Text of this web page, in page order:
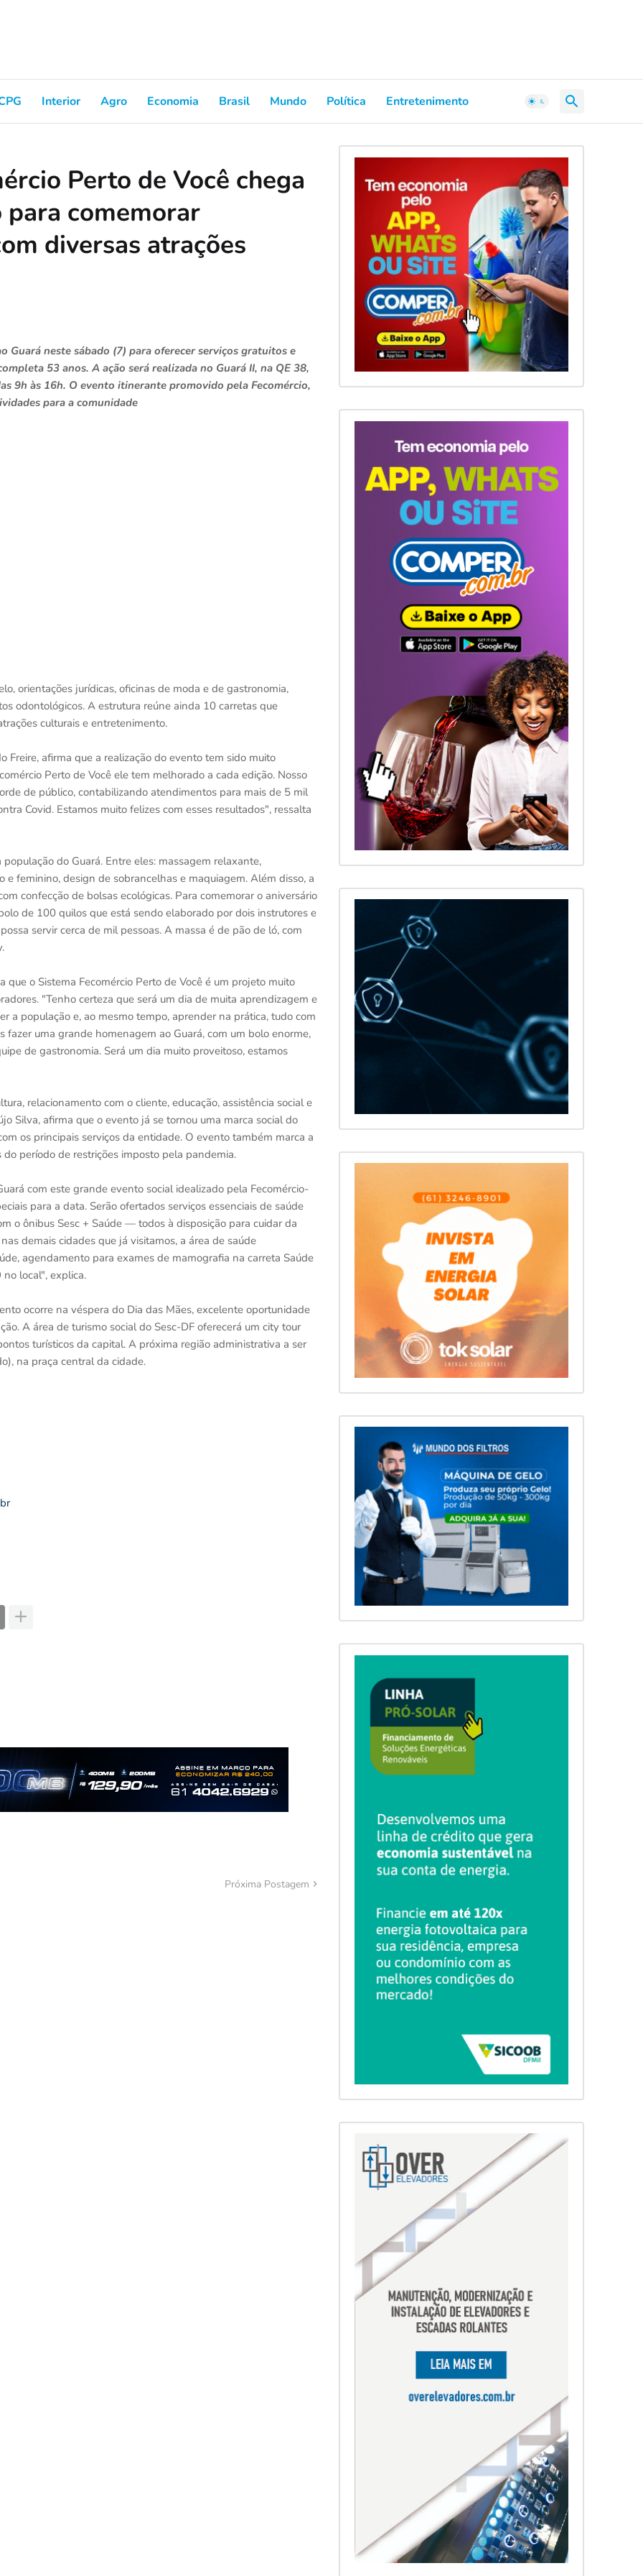
Interior Agro Economia Brasil Mundo Política Entretenimento
Perto de Você chega
para comemorar
diversas atrações
Guará neste sábado (7) para oferecer serviços gratuitos e
53 anos. A ação será realizada no Guará II, na QE 38,
9h às 16h. O evento itinerante promovido pela Fecomércio,
para a comunidade
orientações jurídicas, oficinas de moda e de gastronomia,
odontológicos. A estrutura reúne ainda 10 carretas que
culturais e entretenimento.
Freire, afirma que a realização do evento tem sido muito
Perto de Você ele tem melhorado a cada edição. Nosso
de público, contabilizando atendimentos para mais de 5 mil
Covid. Estamos muito felizes com esses resultados", ressalta
do Guará. Entre eles: massagem relaxante,
feminino, design de sobrancelhas e maquiagem. Além disso, a
confecção de bolsas ecológicas. Para comemorar o aniversário
de 100 quilos que está sendo elaborado por dois instrutores e
servir cerca de mil pessoas. A massa é de pão de ló, com
o Sistema Fecomércio Perto de Você é um projeto muito
"Tenho certeza que será um dia de muita aprendizagem e
a população e, ao mesmo tempo, aprender na prática, tudo com
uma grande homenagem ao Guará, com um bolo enorme,
de gastronomia. Será um dia muito proveitoso, estamos
relacionamento com o cliente, educação, assistência social e
Silva, afirma que o evento já se tornou uma marca social do
os principais serviços da entidade. O evento também marca a
período de restrições imposto pela pandemia.
com este grande evento social idealizado pela Fecomércio-
para a data. Serão ofertados serviços essenciais de saúde
o ônibus Sesc + Saúde — todos à disposição para cuidar da
demais cidades que já visitamos, a área de saúde
agendamento para exames de mamografia na carreta Saúde
local", explica.
ocorre na véspera do Dia das Mães, excelente oportunidade
A área de turismo social do Sesc-DF oferecerá um city tour
turísticos da capital. A próxima região administrativa a ser
na praça central da cidade.
Próxima Postagem